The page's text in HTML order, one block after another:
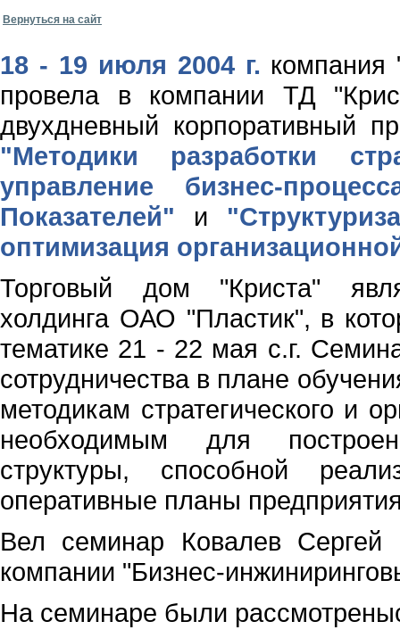
Вернуться на сайт
18 - 19 июля 2004 г. компания
провела в компании ТД
двухдневный корпоративный
"Методики разработки
управление бизнес-
Показателей" и
оптимизация
Торговый дом "Криста"
холдинга ОАО "Пластик", в
тематике 21 - 22 мая с.г.
сотрудничества в плане
методикам стратегического и
необходимым для
структуры, способной
оперативные планы
Вел семинар Ковалев Сергей
компании "Бизнес-
На семинаре были